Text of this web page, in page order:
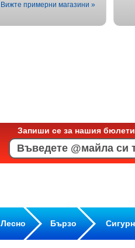
Вижте примерни магазини »
Запиши се за нашия
Лесно Бързо